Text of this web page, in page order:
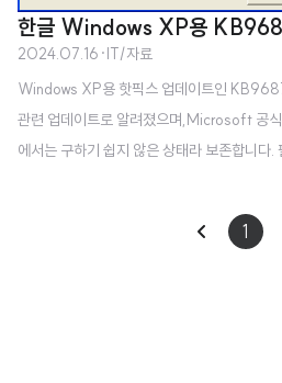
한글 Windows XP용
2024.07.16 ·IT/자료
Windows XP용 핫픽스 업데이트인
관련 업데이트로 알려졌으며,Microsoft 공
에서는 구하기 쉽지 않은 상태라 보존합니다.
1